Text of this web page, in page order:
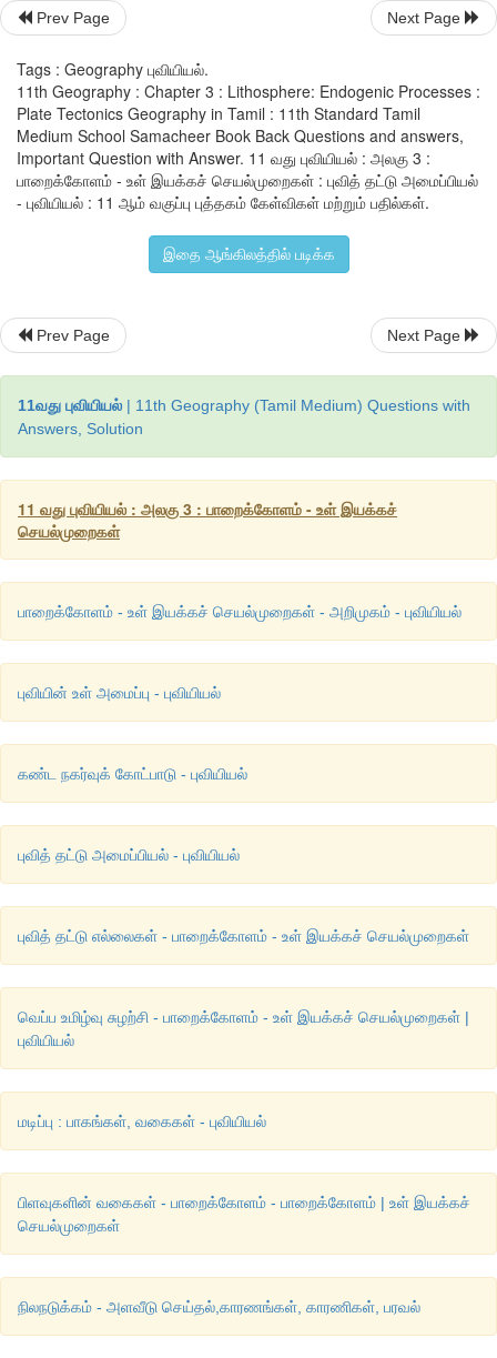
நீங்கள் கண்ட நகர்வுக் கொள்கையை பற்றி ஏற்கனவே
இப்போது நாம் புவித் தட்டு எல்லைகளைப் பற்றி பார்ப்போம்.
Prev Page Next Page
Tags : Geography புவியியல்.
11th Geography : Chapter 3 : Lithosphere: Endogenic Processes :
Plate Tectonics Geography in Tamil : 11th Standard Tamil
Medium School Samacheer Book Back Questions and answers,
Important Question with Answer. 11 வது புவியியல் : அலகு 3 :
பாறைக்கோளம் - உள் இயக்கச் செயல்முறைகள் : புவித் தட்டு அமைப்பியல்
- புவியியல் : 11 ஆம் வகுப்பு புத்தகம் கேள்விகள் மற்றும் பதில்கள்.
இதை ஆங்கிலத்தில் படிக்க
Prev Page Next Page
11வது புவியியல் | 11th Geography (Tamil Medium) Questions with
Answers, Solution
11 வது புவியியல் : அலகு 3 : பாறைக்கோளம் - உள் இயக்கச்
செயல்முறைகள்
பாறைக்கோளம் - உள் இயக்கச் செயல்முறைகள் - அறிமுகம் - புவியியல்
புவியின் உள் அமைப்பு - புவியியல்
கண்ட நகர்வுக் கோட்பாடு - புவியியல்
புவித் தட்டு அமைப்பியல் - புவியியல்
புவித் தட்டு எல்லைகள் - பாறைக்கோளம் - உள் இயக்கச் செயல்முறைகள்
வெப்ப உமிழ்வு சுழற்சி - பாறைக்கோளம் - உள் இயக்கச் செயல்முறைகள் |
புவியியல்
மடிப்பு : பாகங்கள், வகைகள் - புவியியல்
பிளவுகளின் வகைகள் - பாறைக்கோளம் - பாறைக்கோளம் | உள் இயக்கச்
செயல்முறைகள்
நிலநடுக்கம் - அளவீடு செய்தல்,காரணங்கள், காரணிகள், பரவல்